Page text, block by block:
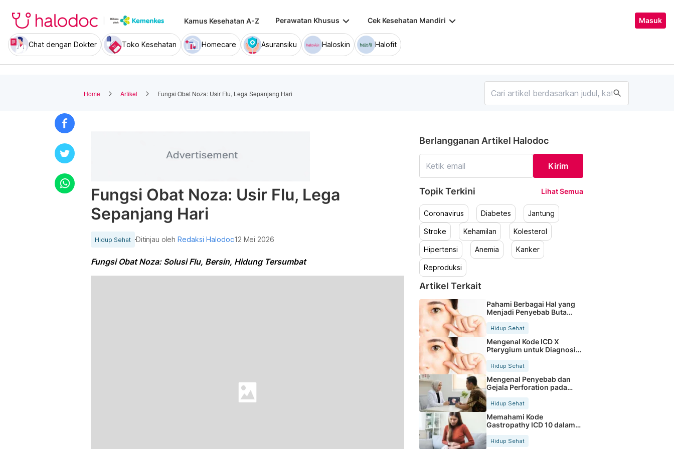
Kamus Kesehatan A-Z Perawatan Khusus keyboard_arrow_down Cek Kesehatan Mandiri keyboard_arrow_down Masuk
Chat dengan Dokter Toko Kesehatan Homecare Asuransiku Haloskin Halofit
Home Artikel Fungsi Obat Noza: Usir Flu, Lega Sepanjang Hari search
Fungsi Obat Noza: Usir Flu, Lega
Sepanjang Hari
Hidup Sehat Ditinjau olehRedaksi Halodoc12 Mei 2026
Fungsi Obat Noza: Solusi Flu, Bersin, Hidung Tersumbat
Berlangganan Artikel Halodoc
Kirim
Topik Terkini Lihat Semua
Coronavirus Diabetes Jantung
Stroke Kehamilan Kolesterol
Hipertensi Anemia Kanker
Reproduksi
Artikel Terkait
Pahami Berbagai Hal yang
Menjadi Penyebab Buta
Hidup Sehat
Mengenal Kode ICD X
Pterygium untuk Diagnosis
Hidup Sehat
Mengenal Penyebab dan
Gejala Perforation pada
Tubuh
Hidup Sehat
Memahami Kode
Gastropathy ICD 10 dalam
Rekam Medis Pasien
Hidup Sehat